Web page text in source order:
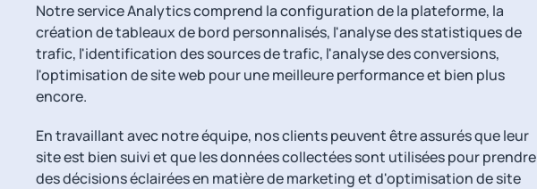
Notre service Analytics comprend la configuration de la plateforme, la
création de tableaux de bord personnalisés, l'analyse des statistiques de
trafic, l'identification des sources de trafic, l'analyse des conversions,
l'optimisation de site web pour une meilleure performance et bien plus
encore.
En travaillant avec notre équipe, nos clients peuvent être assurés que leur
site est bien suivi et que les données collectées sont utilisées pour prendre
des décisions éclairées en matière de marketing et d'optimisation de site